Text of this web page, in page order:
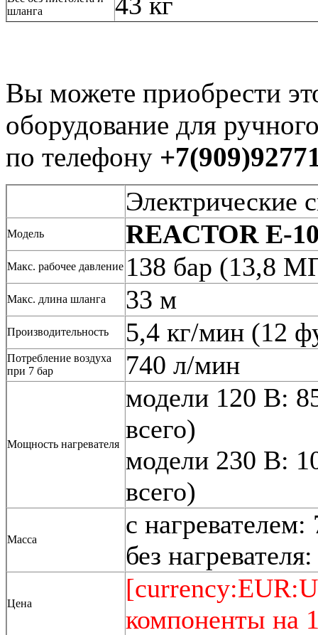
шланга
Вы можете приобрести
оборудование для
по телефону
Электрические
Модель REACTOR E-
Макс. рабочее давление 138 бар (13,8
Макс. длина шланга 33 м
Производительность 5,4 кг/мин (12
Потребление воздуха
при 7 бар
740 л/мин
Мощность нагревателя
модели 120 В:
всего)
модели 230 В:
всего)
Масса
с нагревателем:
без
Цена
компоненты на